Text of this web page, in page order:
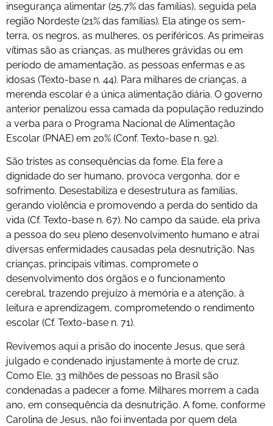
insegurança alimentar (25,7% das famílias), seguida pela
região Nordeste (21% das famílias). Ela atinge os sem-
terra, os negros, as mulheres, os periféricos. As primeiras
vítimas são as crianças, as mulheres grávidas ou em
período de amamentação, as pessoas enfermas e as
idosas (Texto-base n. 44). Para milhares de crianças, a
merenda escolar é a única alimentação diária. O governo
anterior penalizou essa camada da população reduzindo
a verba para o Programa Nacional de Alimentação
Escolar (PNAE) em 20% (Conf. Texto-base n. 92).
São tristes as consequências da fome. Ela fere a
dignidade do ser humano, provoca vergonha, dor e
sofrimento. Desestabiliza e desestrutura as famílias,
gerando violência e promovendo a perda do sentido da
vida (Cf. Texto-base n. 67). No campo da saúde, ela priva
a pessoa do seu pleno desenvolvimento humano e atrai
diversas enfermidades causadas pela desnutrição. Nas
crianças, principais vítimas, compromete o
desenvolvimento dos órgãos e o funcionamento
cerebral, trazendo prejuízo à memória e a atenção, à
leitura e aprendizagem, comprometendo o rendimento
escolar (Cf. Texto-base n. 71).
Revivemos aqui a prisão do inocente Jesus, que será
julgado e condenado injustamente à morte de cruz.
Como Ele, 33 milhões de pessoas no Brasil são
condenadas a padecer a fome. Milhares morrem a cada
ano, em consequência da desnutrição. A fome, conforme
Carolina de Jesus, não foi inventada por quem dela